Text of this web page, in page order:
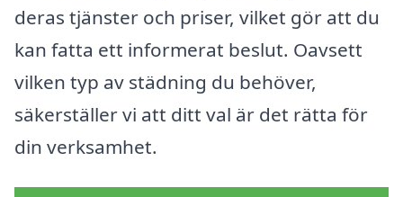
deras tjänster och priser, vilket gör att du
kan fatta ett informerat beslut. Oavsett
vilken typ av städning du behöver,
säkerställer vi att ditt val är det rätta för
din verksamhet.